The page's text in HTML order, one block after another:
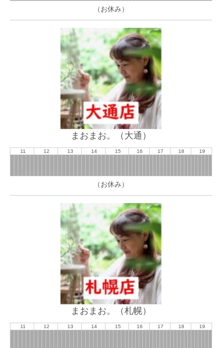
（お休み）
まおまお。（大通）
11 12 13 14 15 16 17 18 19
（お休み）
まおまお。（札幌）
11 12 13 14 15 16 17 18 19